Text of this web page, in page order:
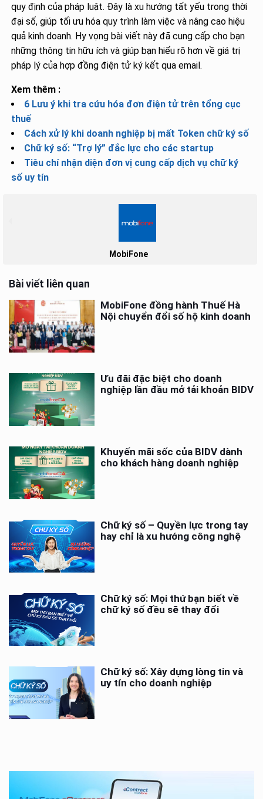
quy định của pháp luật. Đây là xu hướng tất yếu trong thời
đại số, giúp tối ưu hóa quy trình làm việc và nâng cao hiệu
quả kinh doanh. Hy vọng bài viết này đã cung cấp cho bạn
những thông tin hữu ích và giúp bạn hiểu rõ hơn về giá trị
pháp lý của hợp đồng điện tử ký kết qua email.
Xem thêm :
6 Lưu ý khi tra cứu hóa đơn điện tử trên tổng cục
thuế
Cách xử lý khi doanh nghiệp bị mất Token chữ ký số
Chữ ký số: “Trợ lý” đắc lực cho các startup
Tiêu chí nhận diện đơn vị cung cấp dịch vụ chữ ký
số uy tín
MobiFone
Bài viết liên quan
MobiFone đồng hành Thuế Hà
Nội chuyển đổi số hộ kinh doanh
Ưu đãi đặc biệt cho doanh
nghiệp lần đầu mở tải khoản BIDV
Khuyến mãi sốc của BIDV dành
cho khách hàng doanh nghiệp
Chữ ký số – Quyền lực trong tay
hay chỉ là xu hướng công nghệ
Chữ ký số: Mọi thứ bạn biết về
chữ ký số đều sẽ thay đổi
Chữ ký số: Xây dựng lòng tin và
uy tín cho doanh nghiệp